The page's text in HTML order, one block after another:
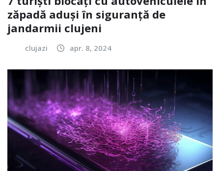
zăpadă aduși în siguranță de
jandarmii clujeni
clujazi apr. 8, 2024